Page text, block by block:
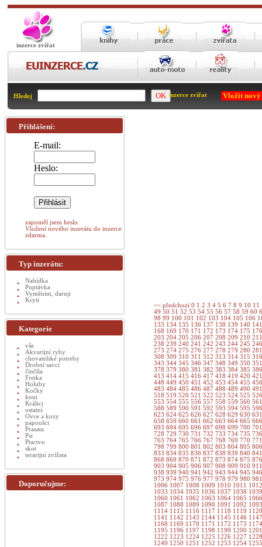
inzerce zvířat
Hledej inzerce zvířat Vložit
<< předchozí 0 1 2 3 4 5 6 7 8 9 10 11
49 50 51 52 53 54 55 56 57 58 59 60
98 99 100 101 102 103 104 105 106
133 134 135 136 137 138 139 140
168 169 170 171 172 173 174 175
203 204 205 206 207 208 209 210
238 239 240 241 242 243 244 245
273 274 275 276 277 278 279 280
308 309 310 311 312 313 314 315
343 344 345 346 347 348 349 350
378 379 380 381 382 383 384 385
413 414 415 416 417 418 419 420
448 449 450 451 452 453 454 455
483 484 485 486 487 488 489 490
518 519 520 521 522 523 524 525
553 554 555 556 557 558 559 560
588 589 590 591 592 593 594 595
623 624 625 626 627 628 629 630
658 659 660 661 662 663 664 665
693 694 695 696 697 698 699 700
728 729 730 731 732 733 734 735
763 764 765 766 767 768 769 770
798 799 800 801 802 803 804 805
833 834 835 836 837 838 839 840
868 869 870 871 872 873 874 875
903 904 905 906 907 908 909 910
938 939 940 941 942 943 944 945
973 974 975 976 977 978 979 980
1006 1007 1008 1009 1010 1011
1033 1034 1035 1036 1037 1038
1060 1061 1062 1063 1064 1065
1087 1088 1089 1090 1091 1092
1114 1115 1116 1117 1118 1119
1141 1142 1143 1144 1145 1146
1168 1169 1170 1171 1172 1173
1195 1196 1197 1198 1199 1200
1222 1223 1224 1225 1226 1227
1249 1250 1251 1252 1253 1254
Přihlášení:
E-mail:
Heslo:
zapoměl jsem heslo.
Vložení nového inzerátu do inzerce
zdarma.
Typ inzerátu:
Nabídka
Poptávka
Vyměnim, daruji
Krytí
Kategorie
vše
Akvarijní ryby
chovatelské potreby
Drobní savci
činčila
Fretka
Holuby
Kočky
koni
Králici
ostatní
Ovce a kozy
papoušci
Prasata
Psi
Ptactvo
skot
terarijni zvížata
Doporučujme: